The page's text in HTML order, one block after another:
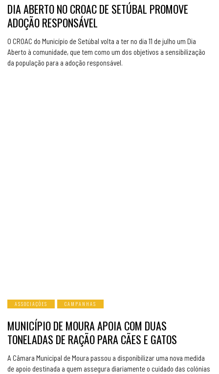
DIA ABERTO NO CROAC DE SETÚBAL PROMOVE
ADOÇÃO RESPONSÁVEL
O CROAC do Município de Setúbal volta a ter no dia 11 de julho um Dia
Aberto à comunidade, que tem como um dos objetivos a sensibilização
da população para a adoção responsável.
ASSOCIAÇÕES CAMPANHAS
MUNICÍPIO DE MOURA APOIA COM DUAS
TONELADAS DE RAÇÃO PARA CÃES E GATOS
A Câmara Municipal de Moura passou a disponibilizar uma nova medida
de apoio destinada a quem assegura diariamente o cuidado das colónias